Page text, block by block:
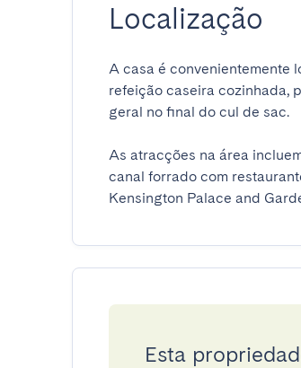
Localização
A casa é convenientemente
refeição caseira cozinhada,
geral no final do cul de sac.
As atracções na área
canal forrado com
Kensington Palace and
Esta